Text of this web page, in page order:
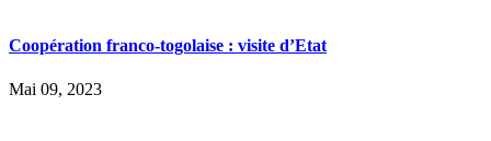
Coopération franco-togolaise : visite d’Etat
Mai 09, 2023